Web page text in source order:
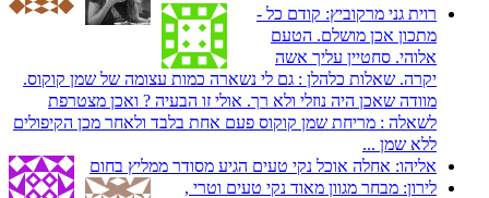
רוית גני מרקוביץ: קודם כל -
מתכון אכן מושלם. הטעם
אלוהי. סחטיין עליך אשה
יקרה. שאלות כלהלן : גם לי נשארה כמות עצומה של שמן קוקוס.
מוודה שאכן היה נוזלי ולא רך. אולי זו הבעיה ? ואכן מצטרפת
לשאלה : מריחת שמן קוקוס פעם אחת בלבד ולאחר מכן הקיפולים
ללא שמן ...
אליהו: אחלה אוכל נקי טעים הגיע מסודר ממליץ בחום
לירון: מבחר מגוון מאוד נקי טעים וטרי ,